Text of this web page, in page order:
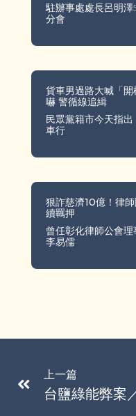
駐辦事處處長呂明
分會
貨車男過路大喊「
嚇 警循線追緝
民眾黨籍市今天指
車行
狠詐慈濟10億！律
續羈押
曾任彰化律師公會
李易儒
上一篇